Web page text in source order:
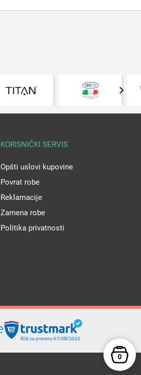
KORISNIČKI SERVIS
Opšti uslovi kupovine
Povrat robe
Reklamacije
Zamena robe
Politika privatnosti
0